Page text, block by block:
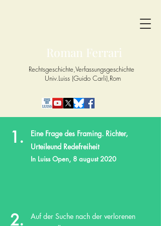
Roman Ferrari
Rechtsgeschichte,Verfassungsgeschichte
Univ.Luiss (Guido Carli),Rom
1.
Eine Frage des Framing. Richter,
Urteileund Redefreiheit
In Luiss Open, 8 august 2020
2.
Auf der Suche nach der verlorenen